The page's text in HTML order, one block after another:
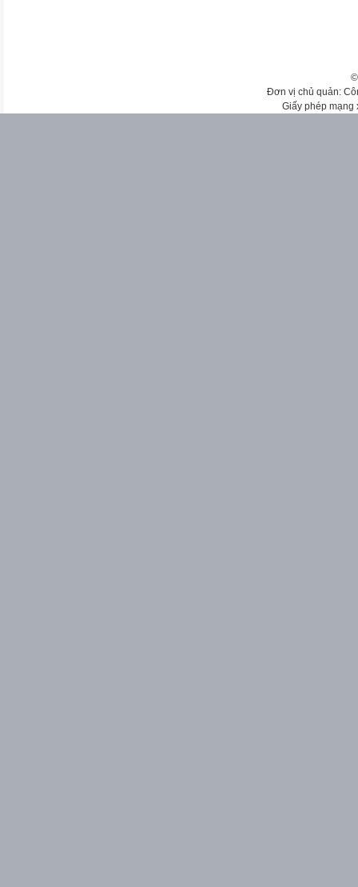
Đơn vị chủ quản:
Giấy phép mạng